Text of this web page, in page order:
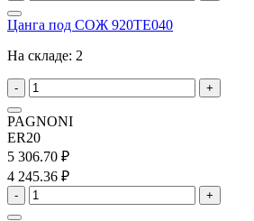
Цанга под СОЖ 920TE040
На складе: 2
- +
PAGNONI
ER20
5 306.70 ₽
4 245.36 ₽
- +